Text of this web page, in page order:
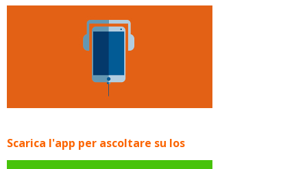
Scarica l'app per ascoltare su Ios